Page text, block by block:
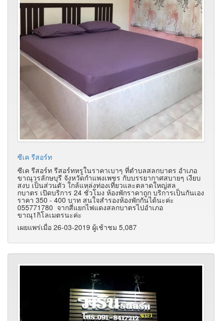
ซีเค รีสอร์ท
ซีเค รีสอร์ท รีสอร์ทหรูในราคาเบาๆ ที่ตำบลสลกบาตร อำเภอ
ขาณุวรลักษบุรี จังหวัดกำแพงเพชร กับบรรยากาศสบายๆ เงียบ
สงบ เป็นส่วนตัว ใกล้แหล่งท่องเที่ยวและตลาดใหญ่สล
กบาตร เปิดบริการ 24 ชั่วโมง ห้องพักราคาถูก บริการเป็นกันเอง
ราคา 350 - 400 บาท สนใจสำรองห้องพักกันได้นะค่ะ
055771780 จากสี่แยกไฟแดงสลกบาตรไปอำเภอ
ขาณุ1กิโลเมตรนะค่ะ
เผยแพร่เมื่อ 26-03-2019 ผู้เช้าชม 5,087